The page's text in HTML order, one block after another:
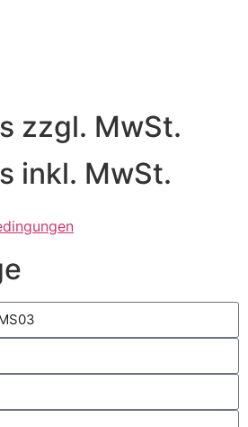
zzgl. MwSt.
inkl. MwSt.